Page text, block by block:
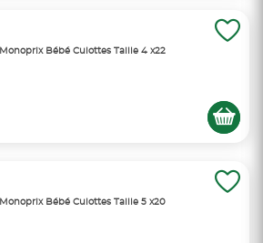
Monoprix Bébé Culottes Taille 4 x22
Monoprix Bébé Culottes Taille 5 x20